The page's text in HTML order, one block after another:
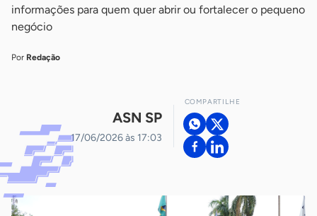
informações para quem quer abrir ou fortalecer o pequeno
negócio
Por Redação
ASN SP
17/06/2026 às 17:03
COMPARTILHE